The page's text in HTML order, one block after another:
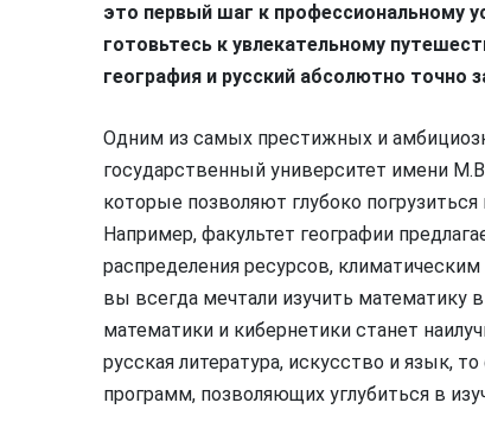
это первый шаг к профессиональному
готовьтесь к увлекательному
география и русский абсолютно точно
Одним из самых престижных и
государственный университет имени
которые позволяют глубоко
Например, факультет географии
распределения ресурсов,
вы всегда мечтали изучить математику
математики и кибернетики станет
русская литература, искусство и язык,
программ, позволяющих углубиться в